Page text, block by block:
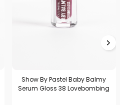
Show By Pastel Baby Balmy
Serum Gloss 38 Lovebombing